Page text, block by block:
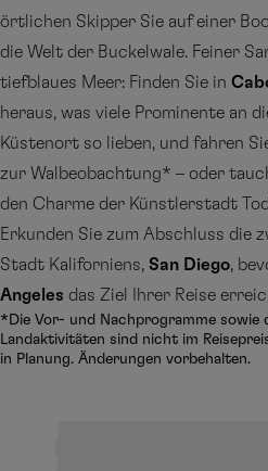
örtlichen Skipper Sie auf einer
die Welt der Buckelwale. Feiner
tiefblaues Meer: Finden Sie in
heraus, was viele Prominente an
Küstenort so lieben, und fahren
zur Walbeobachtung* – oder
den Charme der Künstlerstadt
Erkunden Sie zum Abschluss die
Stadt Kaliforniens, San Diego,
Angeles das Ziel Ihrer Reise
*Die Vor- und Nachprogramme sowie
Landaktivitäten sind nicht im
in Planung. Änderungen vorbehalten.